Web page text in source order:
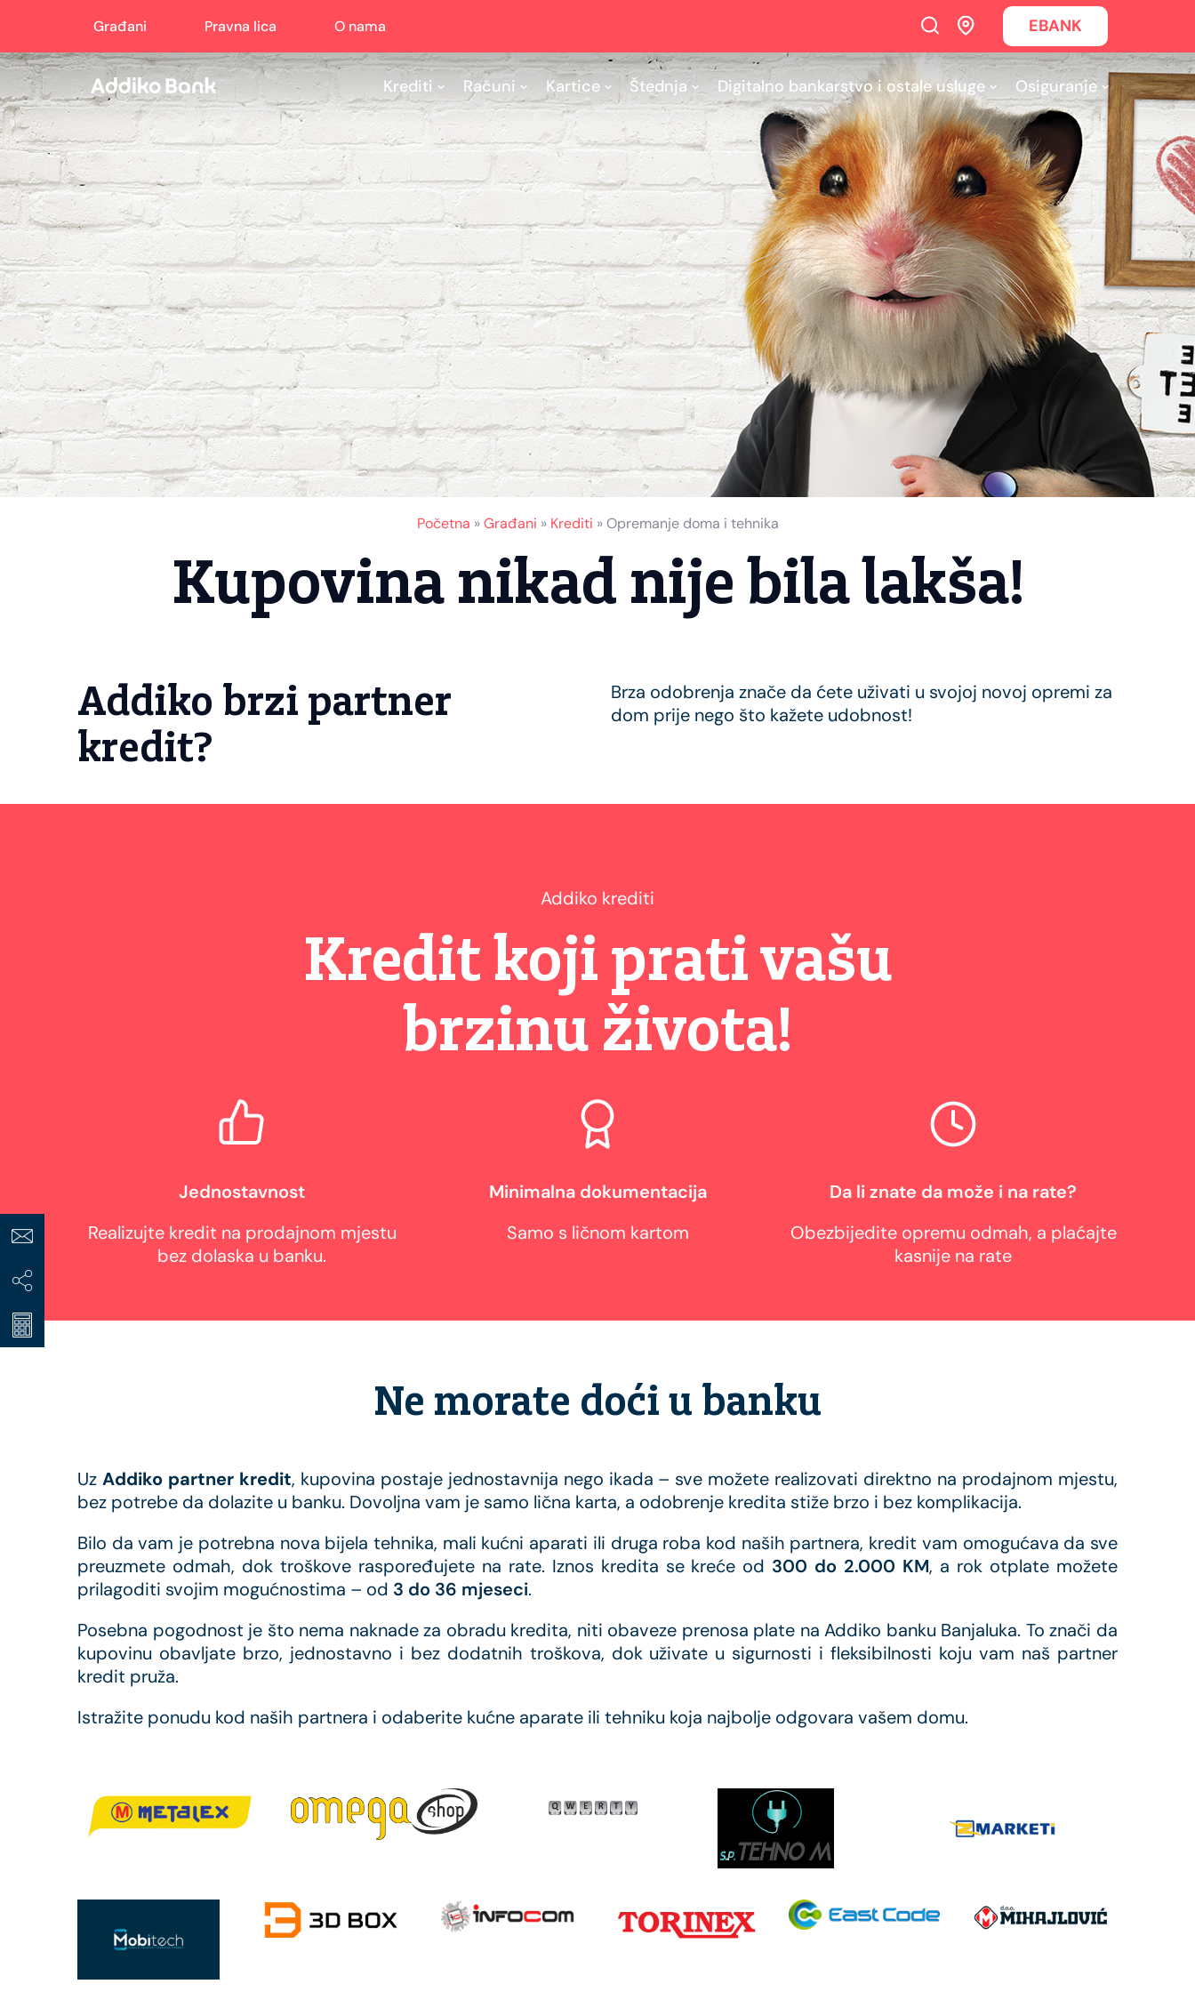
Građani Pravna lica O nama EBANK
Krediti Računi Kartice Štednja Digitalno bankarstvo i ostale usluge Osiguranje
Početna »Građani » Krediti »Opremanje doma i tehnika
Kupovina nikad nije bila lakša!
Addiko brzi partner
kredit?
Brza odobrenja znače da ćete uživati u svojoj novoj opremi za
dom prije nego što kažete udobnost!
Addiko krediti
Kredit koji prati vašu
brzinu života!
Jednostavnost
Realizujte kredit na prodajnom mjestu
bez dolaska u banku.
Minimalna dokumentacija
Samo s ličnom kartom
Da li znate da može i na rate?
Obezbijedite opremu odmah, a plaćajte
kasnije na rate
Ne morate doći u banku
Uz Addiko partner kredit, kupovina postaje jednostavnija nego ikada – sve možete realizovati direktno na prodajnom mjestu,
bez potrebe da dolazite u banku. Dovoljna vam je samo lična karta, a odobrenje kredita stiže brzo i bez komplikacija.
Bilo da vam je potrebna nova bijela tehnika, mali kućni aparati ili druga roba kod naših partnera, kredit vam omogućava da sve
preuzmete odmah, dok troškove raspoređujete na rate. Iznos kredita se kreće od 300 do 2.000 KM, a rok otplate možete
prilagoditi svojim mogućnostima – od 3 do 36 mjeseci.
Posebna pogodnost je što nema naknade za obradu kredita, niti obaveze prenosa plate na Addiko banku Banjaluka. To znači da
kupovinu obavljate brzo, jednostavno i bez dodatnih troškova, dok uživate u sigurnosti i fleksibilnosti koju vam naš partner
kredit pruža.
Istražite ponudu kod naših partnera i odaberite kućne aparate ili tehniku koja najbolje odgovara vašem domu.